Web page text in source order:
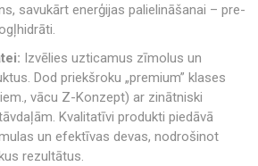
savukārt enerģijas palielināšanai – pre-
Izvēlies uzticamus zīmolus un
Dod priekšroku „premium” klases
vācu Z-Konzept) ar zinātniski
Kvalitatīvi produkti piedāvā
un efektīvas devas, nodrošinot
rezultātus.